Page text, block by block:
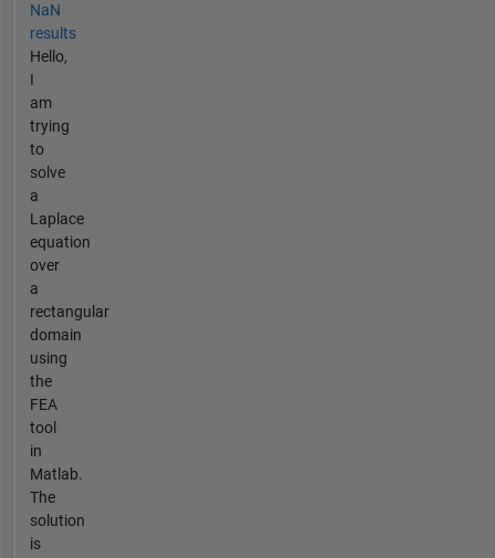
NaN
results
Hello,
I
am
trying
to
solve
a
Laplace
equation
over
a
rectangular
domain
using
the
FEA
tool
in
Matlab.
The
solution
is